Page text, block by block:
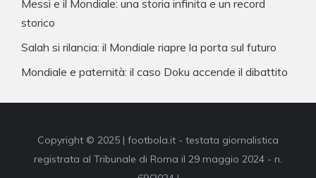
Messi e il Mondiale: una storia infinita e un record
storico
Salah si rilancia: il Mondiale riapre la porta sul futuro
Mondiale e paternità: il caso Doku accende il dibattito
Copyright © 2025 | footbola.it - testata giornalistica
registrata al Tribunale di Roma il 29 maggio 2024 - n.